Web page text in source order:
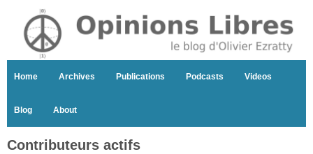
Home Archives Publications Podcasts Videos
Blog About
Contributeurs actifs